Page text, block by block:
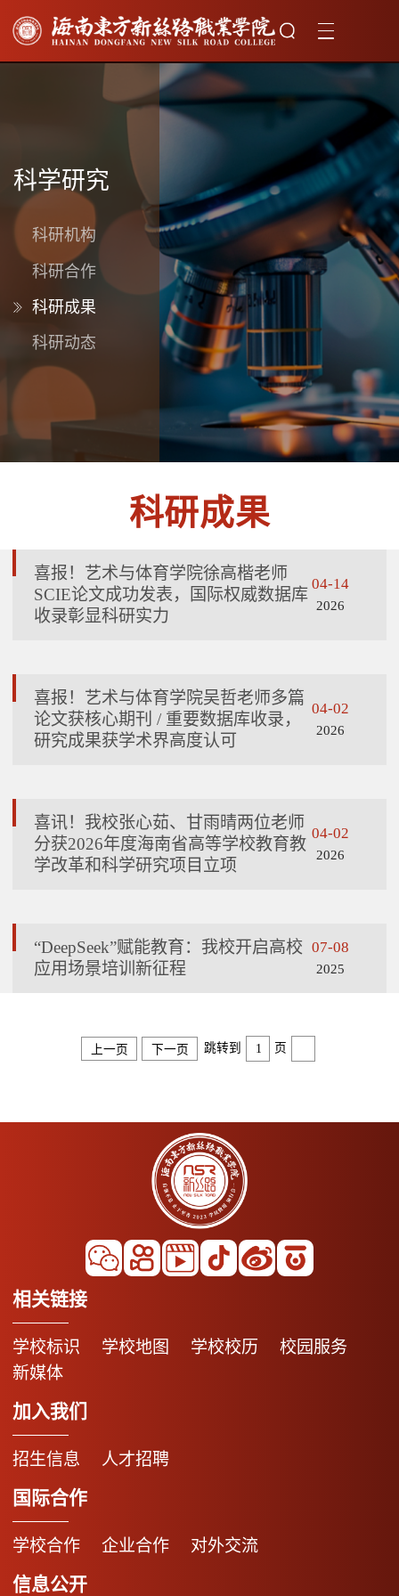
科学研究
科研机构
科研合作
科研成果
科研动态
科研成果
喜报！艺术与体育学院徐高楷老师
SCIE论文成功发表，国际权威数据库
收录彰显科研实力
04-14
2026
喜报！艺术与体育学院吴哲老师多篇
论文获核心期刊 / 重要数据库收录，
研究成果获学术界高度认可
04-02
2026
喜讯！我校张心茹、甘雨晴两位老师
分获2026年度海南省高等学校教育教
学改革和科学研究项目立项
04-02
2026
“DeepSeek”赋能教育：我校开启高校
应用场景培训新征程
07-08
2025
上一页 下一页 跳转到 页
相关链接
学校标识 学校地图 学校校历
校园服务
新媒体
加入我们
招生信息 人才招聘
国际合作
学校合作 企业合作 对外交流
信息公开